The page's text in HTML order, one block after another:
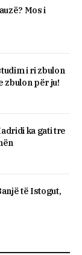
Mos i
i ri zbulon
zbulon për ju!
ka gati tre
të Istogut,